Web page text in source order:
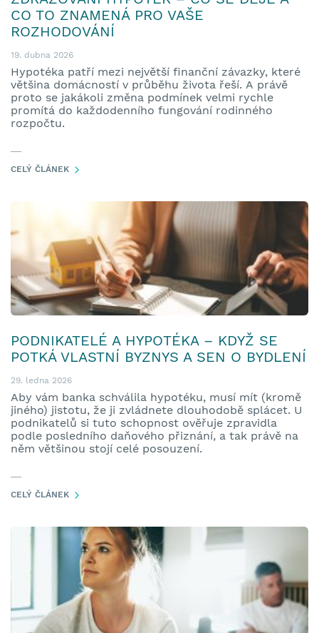
CO TO ZNAMENÁ PRO VAŠE
ROZHODOVÁNÍ
19. dubna 2026
Hypotéka patří mezi největší finanční závazky, které
většina domácností v průběhu života řeší. A právě
proto se jakákoli změna podmínek velmi rychle
promítá do každodenního fungování rodinného
rozpočtu.
CELÝ ČLÁNEK
PODNIKATELÉ A HYPOTÉKA – KDYŽ SE
POTKÁ VLASTNÍ BYZNYS A SEN O BYDLENÍ
29. ledna 2026
Aby vám banka schválila hypotéku, musí mít (kromě
jiného) jistotu, že ji zvládnete dlouhodobě splácet. U
podnikatelů si tuto schopnost ověřuje zpravidla
podle posledního daňového přiznání, a tak právě na
něm většinou stojí celé posouzení.
CELÝ ČLÁNEK